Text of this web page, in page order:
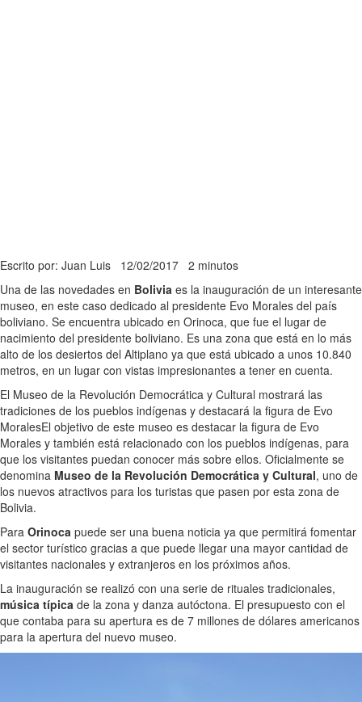
Escrito por: Juan Luis 12/02/2017 2 minutos
Una de las novedades en Bolivia es la inauguración de un interesante
museo, en este caso dedicado al presidente Evo Morales del país
boliviano. Se encuentra ubicado en Orinoca, que fue el lugar de
nacimiento del presidente boliviano. Es una zona que está en lo más
alto de los desiertos del Altiplano ya que está ubicado a unos 10.840
metros, en un lugar con vistas impresionantes a tener en cuenta.
El Museo de la Revolución Democrática y Cultural mostrará las
tradiciones de los pueblos indígenas y destacará la figura de Evo
MoralesEl objetivo de este museo es destacar la figura de Evo
Morales y también está relacionado con los pueblos indígenas, para
que los visitantes puedan conocer más sobre ellos. Oficialmente se
denomina Museo de la Revolución Democrática y Cultural, uno de
los nuevos atractivos para los turistas que pasen por esta zona de
Bolivia.
Para Orinoca puede ser una buena noticia ya que permitirá fomentar
el sector turístico gracias a que puede llegar una mayor cantidad de
visitantes nacionales y extranjeros en los próximos años.
La inauguración se realizó con una serie de rituales tradicionales,
música típica de la zona y danza autóctona. El presupuesto con el
que contaba para su apertura es de 7 millones de dólares americanos
para la apertura del nuevo museo.